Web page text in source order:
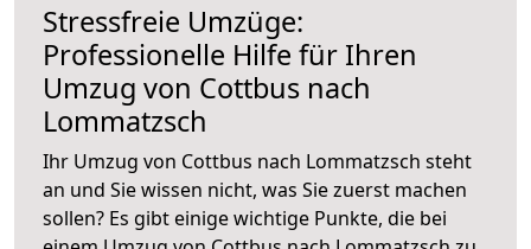
Stressfreie Umzüge:
Professionelle Hilfe für Ihren
Umzug von Cottbus nach
Lommatzsch
Ihr Umzug von Cottbus nach Lommatzsch steht
an und Sie wissen nicht, was Sie zuerst machen
sollen? Es gibt einige wichtige Punkte, die bei